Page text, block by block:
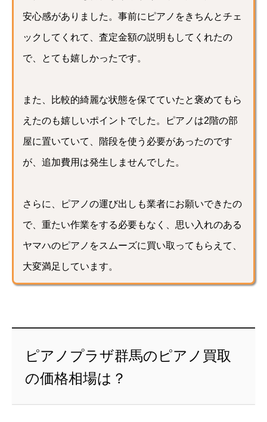
安心感がありました。事前にピアノをきちんとチェ
ックしてくれて、査定金額の説明もしてくれたの
で、とても嬉しかったです。
また、比較的綺麗な状態を保てていたと褒めてもら
えたのも嬉しいポイントでした。ピアノは2階の部
屋に置いていて、階段を使う必要があったのです
が、追加費用は発生しませんでした。
さらに、ピアノの運び出しも業者にお願いできたの
で、重たい作業をする必要もなく、思い入れのある
ヤマハのピアノをスムーズに買い取ってもらえて、
大変満足しています。
ピアノプラザ群馬のピアノ買取
の価格相場は？